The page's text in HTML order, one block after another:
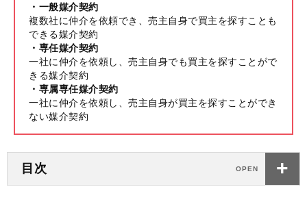
・一般媒介契約
複数社に仲介を依頼でき、売主自身で買主を探すことも
できる媒介契約
・専任媒介契約
一社に仲介を依頼し、売主自身でも買主を探すことがで
きる媒介契約
・専属専任媒介契約
一社に仲介を依頼し、売主自身が買主を探すことができ
ない媒介契約
目次